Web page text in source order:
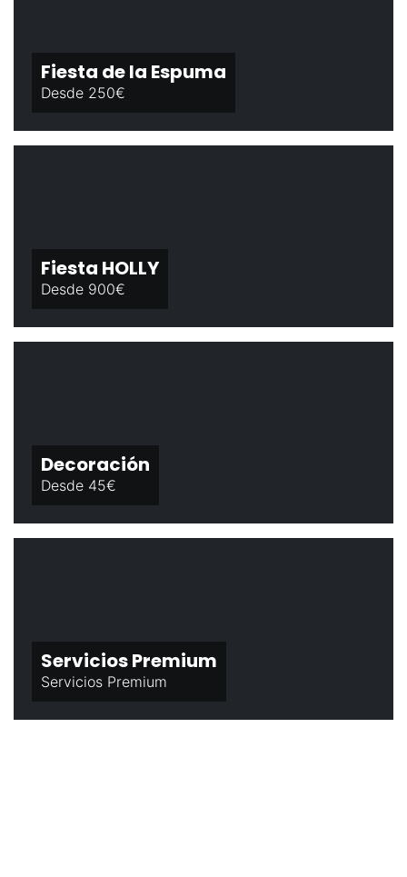
Fiesta de la Espuma
Desde 250€
Fiesta HOLLY
Desde 900€
Decoración
Desde 45€
Servicios Premium
Servicios Premium